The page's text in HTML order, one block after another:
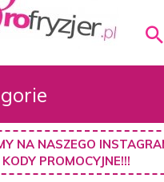
NA NASZEGO
KODY PROMOCYJNE!!!